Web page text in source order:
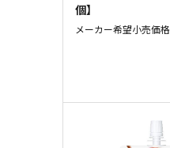
個】
メーカー希望小売価格